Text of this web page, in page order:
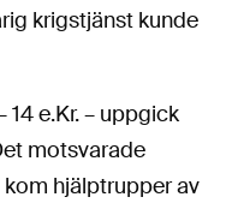
krigstjänst kunde
14 e.Kr. – uppgick
motsvarade
hjälptrupper av